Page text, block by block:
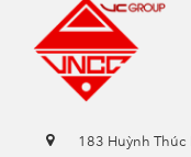
183 Huỳnh Thúc